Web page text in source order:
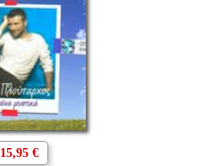
15,95 €